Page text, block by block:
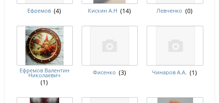
Ефремов (4) Кискин А.Н (14) Левченко (0)
Ефремов Валентин
Николаевич
(1)
Фисенко (3) Чинаров А.А. (1)